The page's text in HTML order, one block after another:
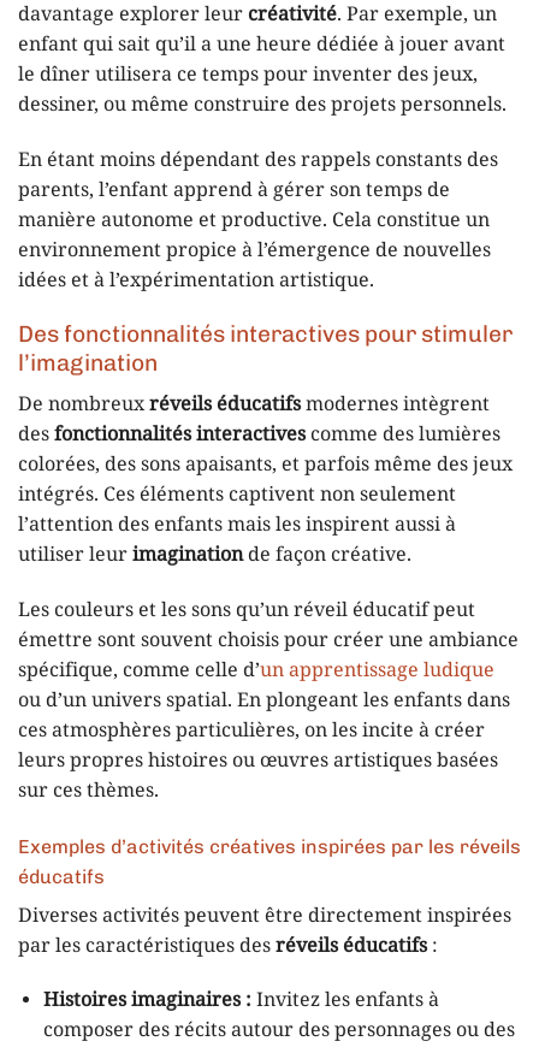
davantage explorer leur créativité. Par exemple, un
enfant qui sait qu’il a une heure dédiée à jouer avant
le dîner utilisera ce temps pour inventer des jeux,
dessiner, ou même construire des projets personnels.
En étant moins dépendant des rappels constants des
parents, l’enfant apprend à gérer son temps de
manière autonome et productive. Cela constitue un
environnement propice à l’émergence de nouvelles
idées et à l’expérimentation artistique.
Des fonctionnalités interactives pour stimuler
l’imagination
De nombreuxréveils éducatifsmodernes intègrent
desfonctionnalités interactivescomme des lumières
colorées, des sons apaisants, et parfois même des jeux
intégrés. Ces éléments captivent non seulement
l’attention des enfants mais les inspirent aussi à
utiliser leurimaginationde façon créative.
Les couleurs et les sons qu’un réveil éducatif peut
émettre sont souvent choisis pour créer une ambiance
spécifique, comme celle d’un apprentissage ludique
ou d’un univers spatial. En plongeant les enfants dans
ces atmosphères particulières, on les incite à créer
leurs propres histoires ou œuvres artistiques basées
sur ces thèmes.
Exemples d’activités créatives inspirées par les réveils
éducatifs
Diverses activités peuvent être directement inspirées
par les caractéristiques desréveils éducatifs:
Histoires imaginaires : Invitez les enfants à
composer des récits autour des personnages ou des